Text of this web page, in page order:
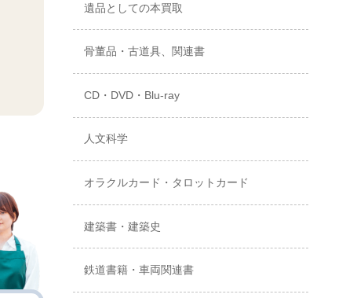
遺品としての本買取
骨董品・古道具、関連書
CD・DVD・Blu-ray
人文科学
オラクルカード・タロットカード
建築書・建築史
鉄道書籍・車両関連書